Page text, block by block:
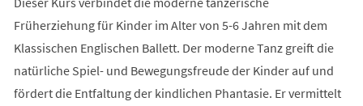
Früherziehung für Kinder im Alter von 5-6 Jahren mit dem
Klassischen Englischen Ballett. Der moderne Tanz greift die
natürliche Spiel- und Bewegungsfreude der Kinder auf und
fördert die Entfaltung der kindlichen Phantasie. Er vermittelt